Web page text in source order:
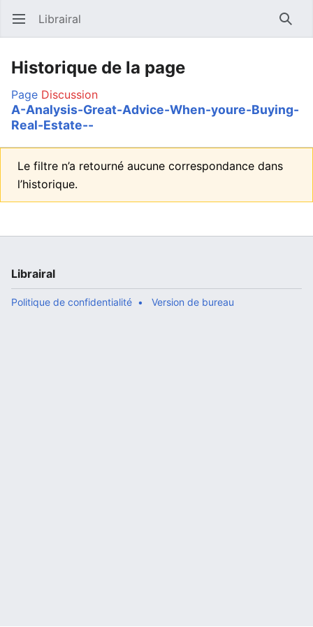
Ouvrir le menu principal Librairal
Historique de la page
Page Discussion
A-Analysis-Great-Advice-When-youre-Buying-
Real-Estate--
Le filtre n’a retourné aucune correspondance dans
l’historique.
Librairal
Politique de confidentialité Version de bureau